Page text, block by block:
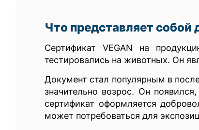
Что представляет собой
Сертификат VEGAN на
тестировались на животных. Он
Документ стал популярным в
значительно возрос. Он
сертификат оформляется
может потребоваться для